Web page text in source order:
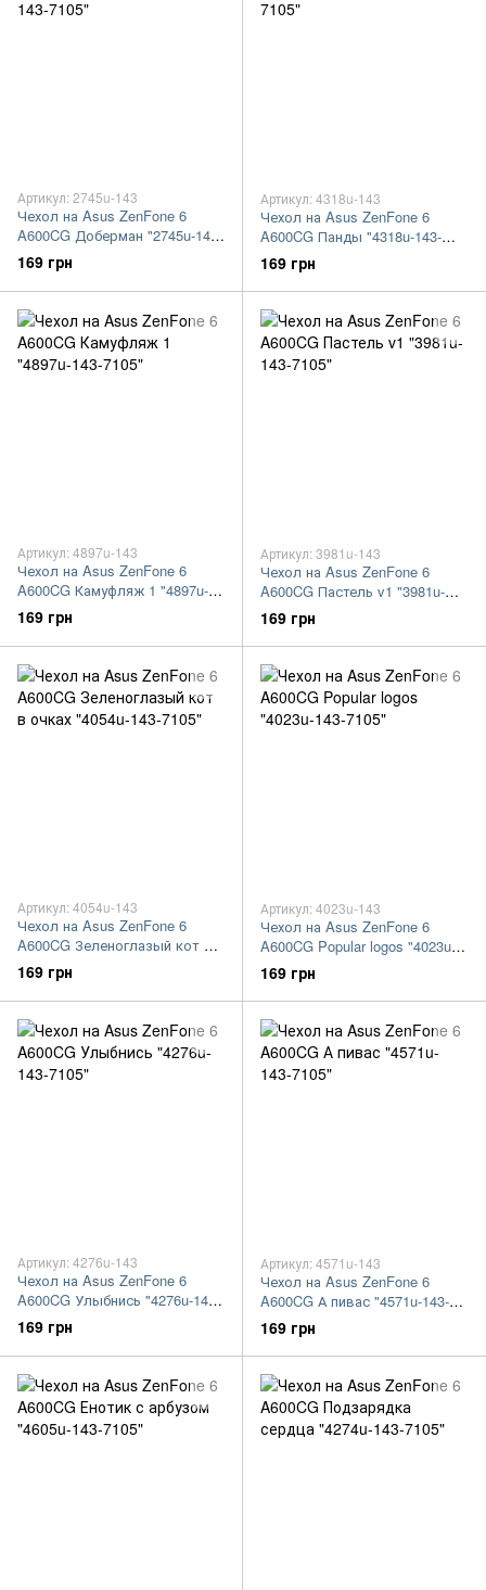
Артикул: 2745u-143
Чехол на Asus ZenFone 6
A600CG Доберман "2745u-143-
7105"
169 грн
Артикул: 4318u-143
Чехол на Asus ZenFone 6
A600CG Панды "4318u-143-
7105"
169 грн
Артикул: 4897u-143
Чехол на Asus ZenFone 6
A600CG Камуфляж 1 "4897u-
143-7105"
169 грн
Артикул: 3981u-143
Чехол на Asus ZenFone 6
A600CG Пастель v1 "3981u-
143-7105"
169 грн
Артикул: 4054u-143
Чехол на Asus ZenFone 6
A600CG Зеленоглазый кот в
очках "4054u-143-7105"
169 грн
Артикул: 4023u-143
Чехол на Asus ZenFone 6
A600CG Popular logos "4023u-
143-7105"
169 грн
Артикул: 4276u-143
Чехол на Asus ZenFone 6
A600CG Улыбнись "4276u-143-
7105"
169 грн
Артикул: 4571u-143
Чехол на Asus ZenFone 6
A600CG А пивас "4571u-143-
7105"
169 грн